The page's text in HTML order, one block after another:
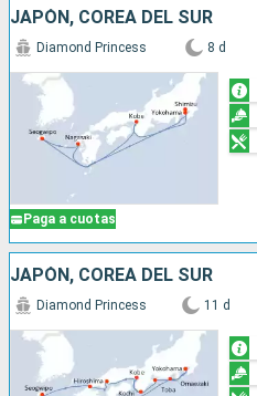
JAPÓN, COREA DEL SUR
Paga a cuotas
Diamond Princess 8 d
JAPÓN, COREA DEL SUR
Diamond Princess 11 d